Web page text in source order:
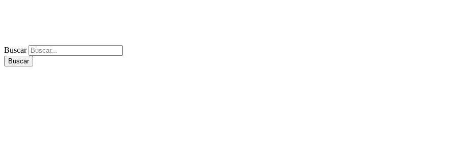
Buscar
Buscar